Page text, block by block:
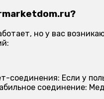
но у вас
соединения: Если у
соединение: